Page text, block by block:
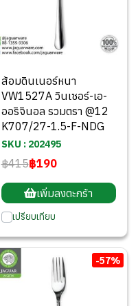
ส้อมดินเนอร์หนา
VW1527A วินเซอร์-เอ-
ออริจินอล รวมตรา @12
K707/27-1.5-F-NDG
SKU : 202495
฿415฿190
เพิ่มลงตะกร้า
เปรียบเทียบ
-57%